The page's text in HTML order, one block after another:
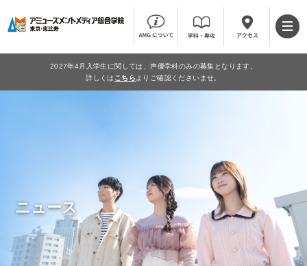
2027年4月入学生に関しては、声優学科のみの募集となります。
詳しくは こちら よりご確認くださいませ。
ニュース